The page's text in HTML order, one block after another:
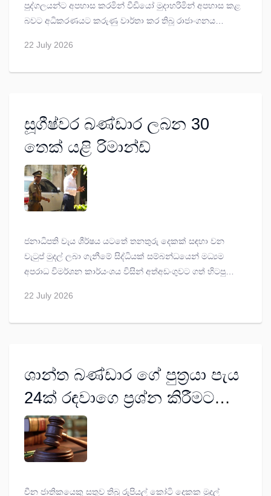
පුද්ගලයන්ට අපහාස කරමින් වීඩියෝ මුදාහරිමින් අපහාස කළ
බවට අධිකරණයට කරුණු වාර්තා කර තිබූ රාජාංගනය
සම්බන්ධයෙන් නැවත සලකා බැලීම ලබන අගෝස්තු මස 5
22 July 2026
සූගීෂ්වර බණ්ඩාර ලබන 30
තෙක් යළි රිමාන්ඩ්
ජනාධිපති වැය ශීර්ෂය යටතේ තනතුරු දෙකක් සඳහා වන
වැටුප් මුදල් ලබා ගැනීමේ සිද්ධියක් සම්බන්ධයෙන් මධ්‍යම
අපරාධ විමර්ශන කාර්යංශය විසින් අත්අඩංගුවට ගත් හිටපු
ජනතා පෙරමුණේ නායක සූගීෂ්වර බණ්ඩාර ලබන 30 දක්වා
22 July 2026
ශාන්ත බණ්ඩාර ගේ පුත්‍රයා පැය
24ක් රඳවාගෙ ප්‍රශ්න කිරීමට
නියෝග
චීන ජාතිකයෙකු සතුව තිබූ රුපියල් කෝටි දෙකක මුදල්